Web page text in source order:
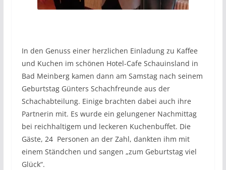
In den Genuss einer herzlichen Einladung zu Kaffee
und Kuchen im schönen Hotel-Cafe Schauinsland in
Bad Meinberg kamen dann am Samstag nach seinem
Geburtstag Günters Schachfreunde aus der
Schachabteilung. Einige brachten dabei auch ihre
Partnerin mit. Es wurde ein gelungener Nachmittag
bei reichhaltigem und leckeren Kuchenbuffet. Die
Gäste, 24 Personen an der Zahl, dankten ihm mit
einem Ständchen und sangen „zum Geburtstag viel
Glück“.